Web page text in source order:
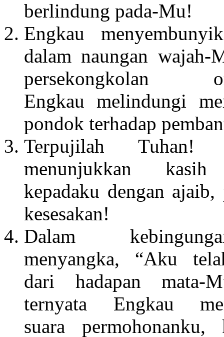
berlindung pada-Mu!
Engkau
dalam naungan wajah-
persekongkolan
Engkau melindungi
pondok terhadap
Terpujilah
menunjukkan kasih
kepadaku dengan ajaib,
kesesakan!
Dalam
menyangka, “Aku
dari hadapan mata-
ternyata Engkau
suara